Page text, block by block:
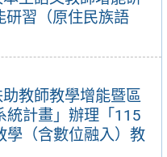
習（原住民族語
教師教學增能暨區
統計畫」辦理「115
學（含數位融入）教